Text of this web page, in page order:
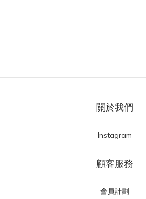
關於我們
Instagram
顧客服務
會員計劃